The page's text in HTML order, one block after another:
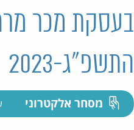
בעסקת מכר
התשפ"ג-2023
מסחר אלקטרוני